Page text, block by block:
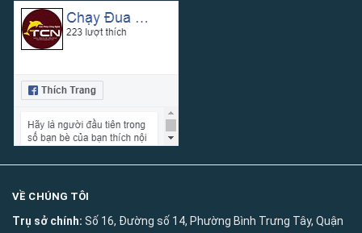
VỀ CHÚNG TÔI
Trụ sở chính: Số 16, Đường số 14, Phường Bình Trưng Tây, Quận